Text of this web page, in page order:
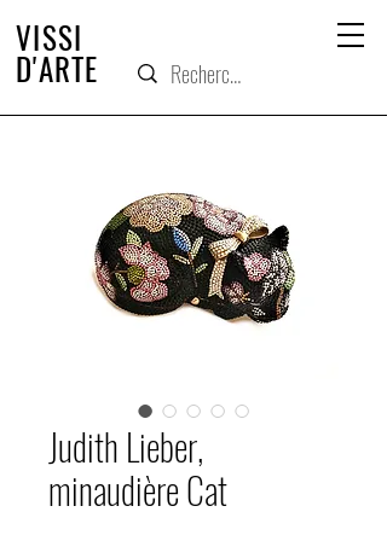
D'ARTE
VISSI
Judith Lieber,
minaudière Cat